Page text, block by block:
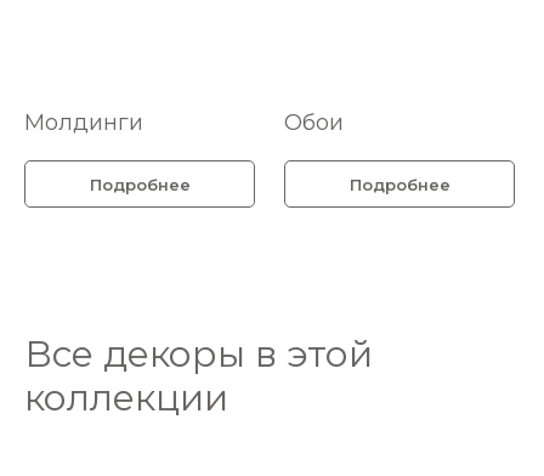
Молдинги
Подробнее
Обои
Подробнее
Все декоры в этой
коллекции